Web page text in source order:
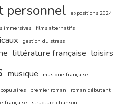
personnel
expositions 2024
immersives
films alternatifs
gestion du stress
littérature française loisirs
musique musique française
populaires premier roman
roman débutant
française
structure chanson